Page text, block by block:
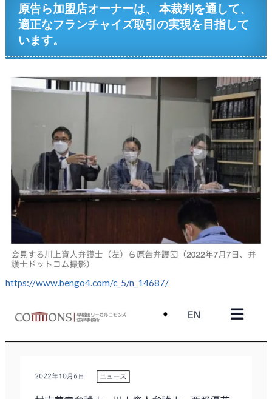
原告ら加盟店オーナーは、 本裁判を通して、
適正なフランチャイズ取引の実現を目指して
います。
https://www.bengo4.com/c_5/n_14687/